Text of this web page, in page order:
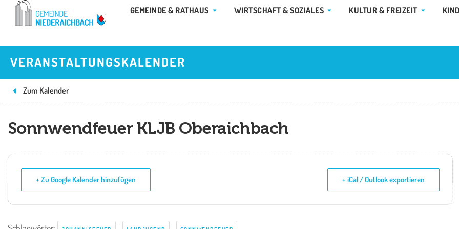
Zum
GEMEINDE & RATHAUS ÖFFNE GEMEINDE & RATHAUS
WIRTSCHAFT & SOZIALES ÖFFNE WIRTSCHAFT & SOZIALES
KULTUR & FREIZEIT ÖFFNE
VERANSTALTUNGSKALENDER
Zum Kalender
Sonnwendfeuer KLJB Oberaichbach
+ Zu Google Kalender hinzufügen + iCal / Outlook exportieren